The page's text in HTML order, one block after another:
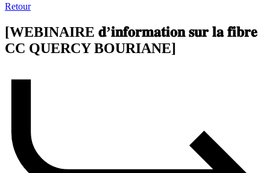
Retour
[WEBINAIRE 𝐝’𝐢𝐧𝐟𝐨𝐫𝐦𝐚𝐭𝐢𝐨𝐧 𝐬𝐮𝐫 𝐥𝐚 𝐟𝐢𝐛𝐫𝐞
CC QUERCY BOURIANE]